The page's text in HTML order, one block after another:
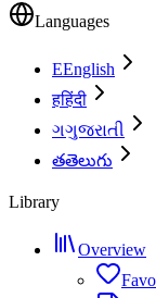
Languages
EEnglish
हहिंदी
ગગુજરાતી
తతెలుగు
Library
Overview